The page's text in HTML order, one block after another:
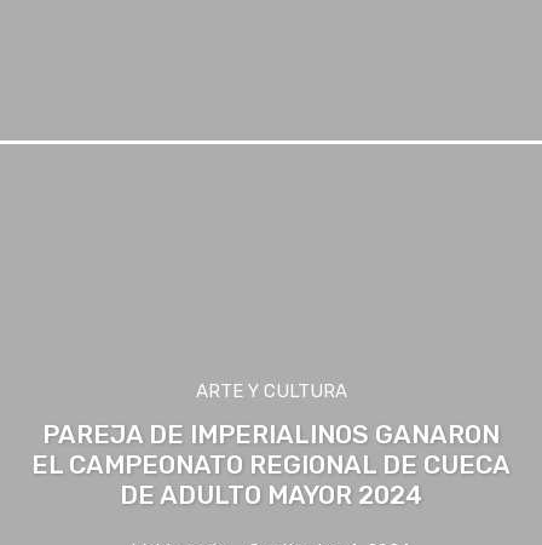
ARTE Y CULTURA
PAREJA DE IMPERIALINOS GANARON
EL CAMPEONATO REGIONAL DE CUECA
DE ADULTO MAYOR 2024